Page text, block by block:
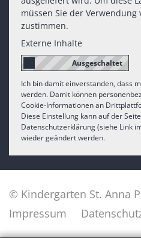
müssen Sie der
zustimmen.
Externe Inhalte
Ich bin damit einverstanden, dass
werden. Damit können
Cookie-Informationen an
Diese Einstellung kann auf der
Datenschutzerklärung (siehe Link
wieder geändert werden.
© Kindergarten St. Anna
Impressum